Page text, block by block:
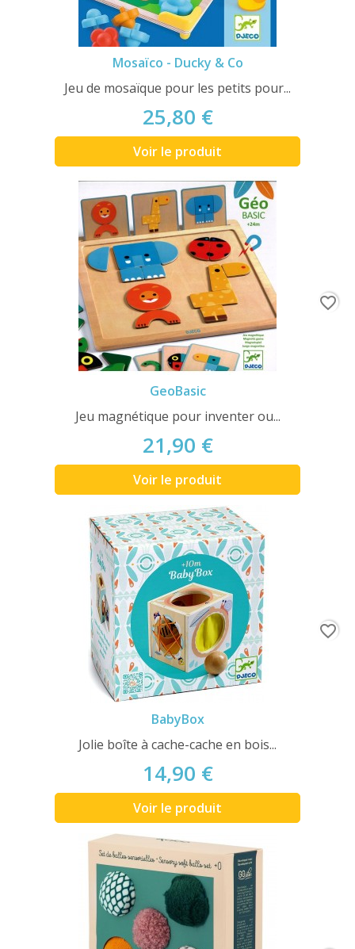
Mosaïco - Ducky & Co
Jeu de mosaïque pour les petits pour...
25,80 €
Voir le produit
GeoBasic
Jeu magnétique pour inventer ou...
21,90 €
Voir le produit
favorite_border
BabyBox
Jolie boîte à cache-cache en bois...
14,90 €
Voir le produit
favorite_border